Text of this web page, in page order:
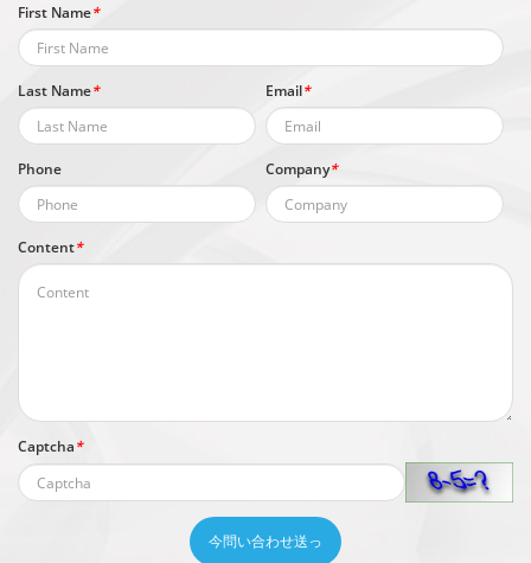
First Name*
Last Name* Email*
Phone Company*
Content*
Captcha*
今問い合わせ送っ